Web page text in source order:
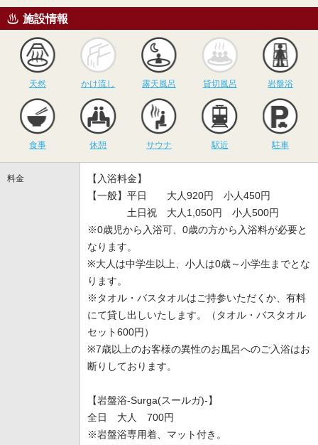
施設情報
天然
かけ流し
かけ流し
露天風呂
露天風呂
貸切風呂
貸切風呂 岩盤浴
食事 休憩
サウナ
サウナ 駅近 駐車
料金
【入浴料金】
【一般】平日 大人920円 小人450円
土日祝 大人1,050円 小人500円
※0歳児から入浴可、0歳の方から入浴料が必要と
なります。
※大人は中学生以上、小人は0歳～小学生までとな
ります。
※タオル・バスタオルはご持参いただくか、有料
にて貸し出しいたします。（タオル・バスタオル
セット600円）
※7歳以上のお客様の異性のお風呂へのご入浴はお
断りしております。
【岩盤浴-Surga(スールガ)-】
全日 大人 700円
※岩盤浴専用着、マット付き。